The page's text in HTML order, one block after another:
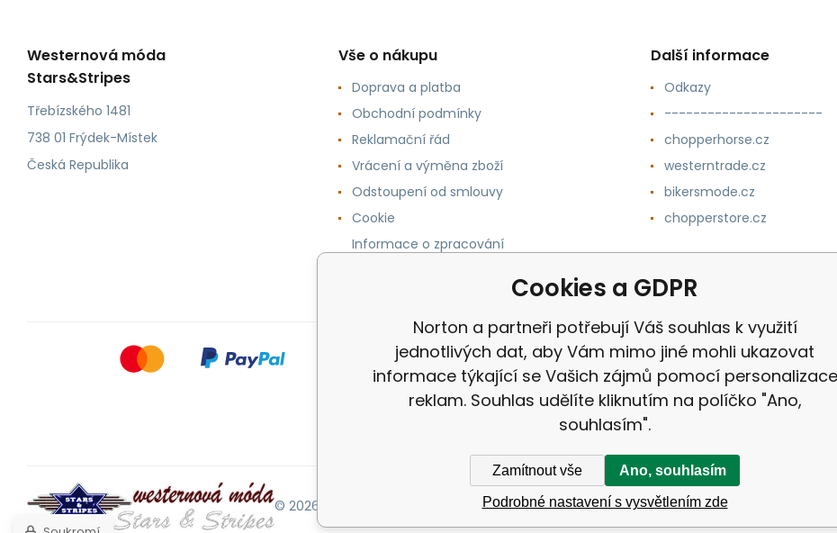
Westernová móda
Stars&Stripes
Třebízského 1481
738 01 Frýdek-Místek
Česká Republika
Vše o nákupu
Doprava a platba
Obchodní podmínky
Reklamační řád
Vrácení a výměna zboží
Odstoupení od smlouvy
Cookie
Informace o zpracování
Další informace
Odkazy
----------------------
chopperhorse.cz
westerntrade.cz
bikersmode.cz
chopperstore.cz
© 2026 |
Cookies a GDPR
Norton a partneři potřebují Váš souhlas k využití
jednotlivých dat, aby Vám mimo jiné mohli ukazovat
informace týkající se Vašich zájmů pomocí personalizace
reklam. Souhlas udělíte kliknutím na políčko "Ano,
souhlasím".
Zamítnout vše Ano, souhlasím
Podrobné nastavení s vysvětlením zde